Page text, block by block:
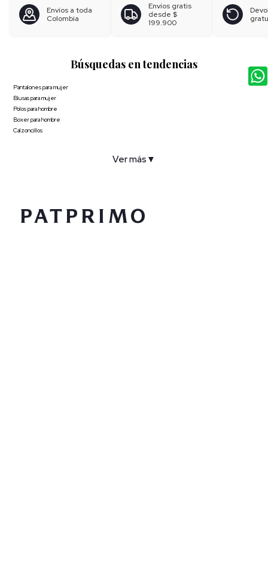
Envíos a toda
Colombia
Envíos gratis
desde $
199.900
Búsquedas en tendencias
Pantalones para mujer
Blusas para mujer
Polos para hombre
Boxer para hombre
Calzoncillos
Ver más ▼